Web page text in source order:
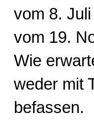
vom 8.
vom 19.
Wie
weder mit
befassen.